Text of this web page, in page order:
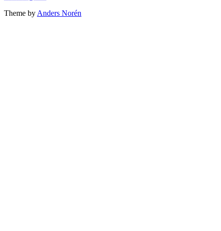
Theme by Anders Norén